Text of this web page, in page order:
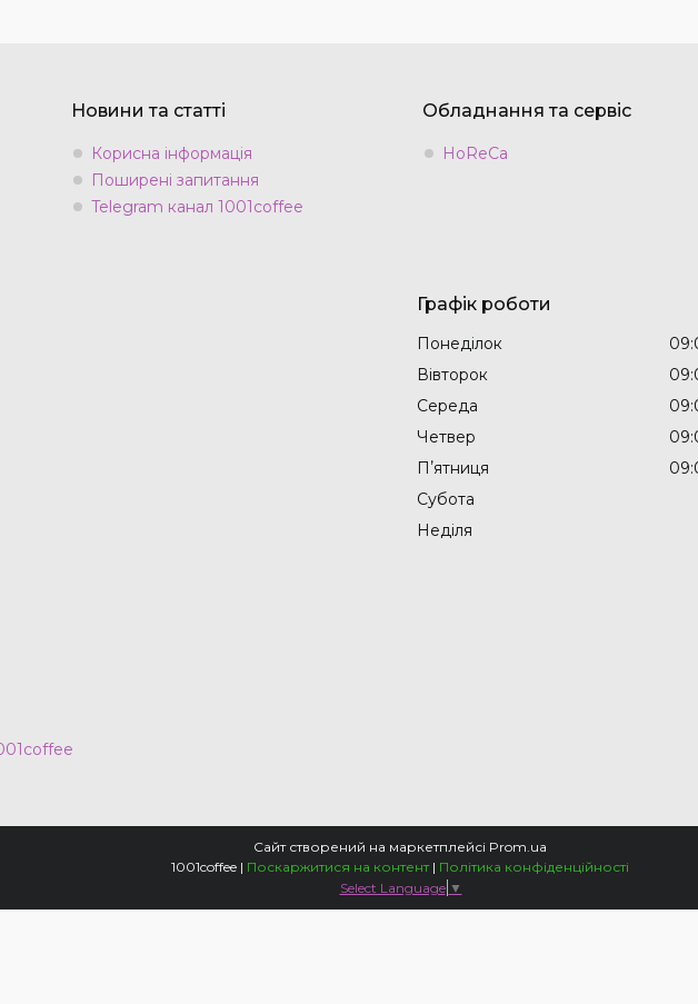
Новини та статті
Корисна інформація
Поширені запитання
Telegram канал 1001coffee
Обладнання та сервіс
HoReCa
Графік роботи
Понеділок
Вівторок
Середа
Четвер
Пʼятниця
Субота
Неділя
Сайт створений на маркетплейсі Prom.ua
1001coffee | Поскаржитися на контент | Політика конфіденційності
Select Language ▼